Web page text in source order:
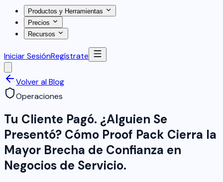
Productos y Herramientas
Precios
Recursos
Iniciar SesiónRegístrate
Volver al Blog
Operaciones
Tu Cliente Pagó. ¿Alguien Se
Presentó? Cómo Proof Pack Cierra la
Mayor Brecha de Confianza en
Negocios de Servicio.